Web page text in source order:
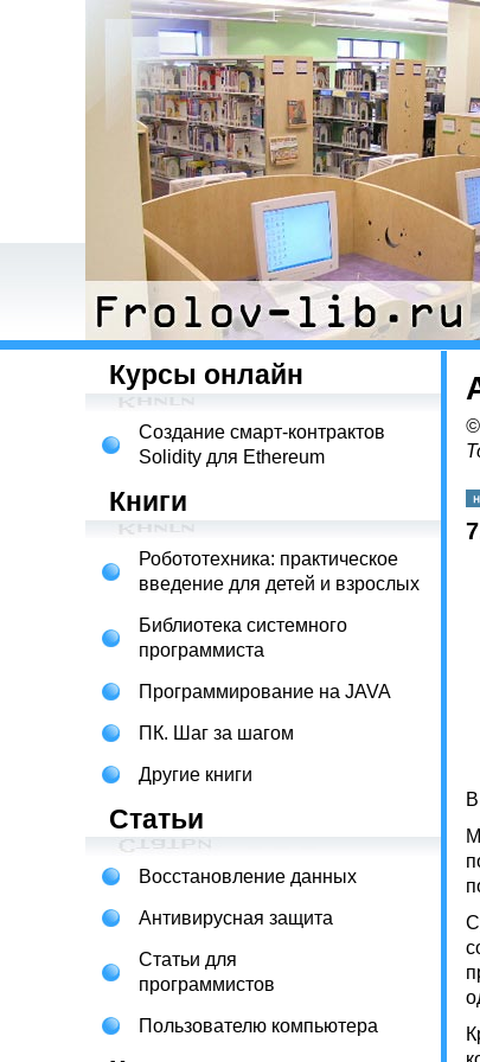
Курсы онлайн
Создание смарт-контрактов
Solidity для Ethereum
Книги
Робототехника: практическое
введение для детей и взрослых
Библиотека системного
программиста
Программирование на JAVA
ПК. Шаг за шагом
Другие книги
Статьи
Восстановление данных
Антивирусная защита
Статьи для
программистов
Пользователю компьютера
©